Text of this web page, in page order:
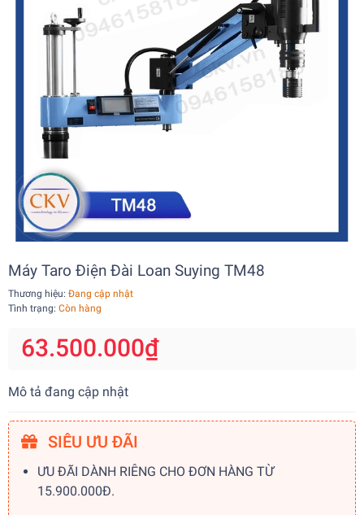
Máy Taro Điện Đài Loan Suying TM48
Thương hiệu: Đang cập nhật
Tình trạng: Còn hàng
63.500.000₫
Mô tả đang cập nhật
SIÊU ƯU ĐÃI
ƯU ĐÃI DÀNH RIÊNG CHO ĐƠN HÀNG TỪ
15.900.000Đ.